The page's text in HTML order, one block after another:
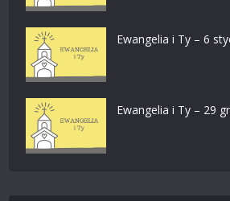
Ewangelia i Ty – 6
Ewangelia i Ty – 29